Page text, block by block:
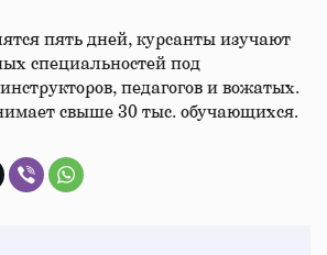
пять дней, курсанты изучают
специальностей под
педагогов и вожатых.
свыше 30 тыс. обучающихся.